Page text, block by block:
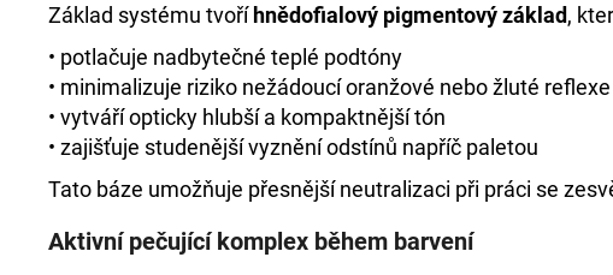
Základ systému tvoří hnědofialový pigmentový základ,
• potlačuje nadbytečné teplé podtóny
• minimalizuje riziko nežádoucí oranžové nebo žluté reflexe
• vytváří opticky hlubší a kompaktnější tón
• zajišťuje studenější vyznění odstínů napříč paletou
Tato báze umožňuje přesnější neutralizaci při práci se
Aktivní pečující komplex během barvení